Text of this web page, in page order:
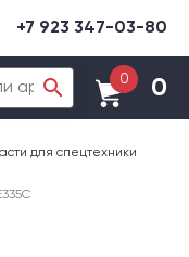
+7 923 347-03-80
0 0
для спецтехники